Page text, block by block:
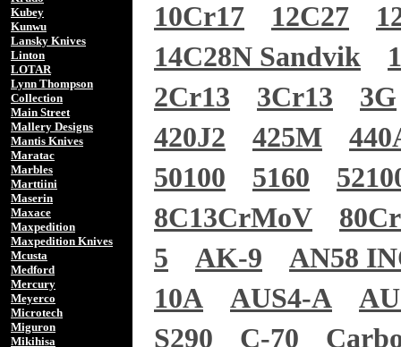
Kubey
Kunwu
Lansky Knives
Linton
LOTAR
Lynn Thompson
Collection
Main Street
Mallery Designs
Mantis Knives
Maratac
Marbles
Marttiini
Maserin
Maxace
Maxpedition
Maxpedition Knives
Mcusta
Medford
Mercury
Meyerco
Microtech
Miguron
Mikihisa
10Cr17
12C27
14C28N Sandvik
2Cr13
3Cr13
3G
420J2
425M
50100
5160
8C13CrMoV
5
AK-9
AN58
10A
AUS4-A
S290
C-70